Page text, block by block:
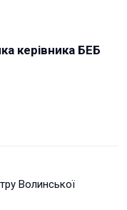
керівника БЕБ
Волинської